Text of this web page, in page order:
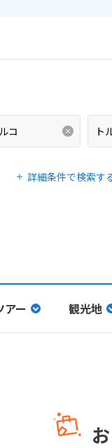
詳細条件で検索す
アー 観光地